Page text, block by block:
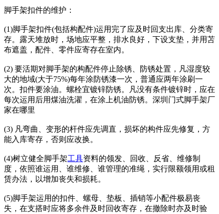
脚手架扣件的维护：
(1)脚手架扣件(包括构配件)运用完了应及时回支出库、分类寄
存。露天堆放时，场地应平整，排水良好，下设支垫，并用苫
布遮盖，配件、零件应寄存在室内。
(2) 要活期对脚手架的构配件停止除锈、防锈处置，凡湿度较
大的地域(大于75%)每年涂防锈漆一次，普通应两年涂刷一
次。扣件要涂油。螺栓宜镀锌防锈。凡没有条件镀锌时，应在
每次运用后用煤油洗濯，在涂上机油防锈。深圳门式脚手架厂
家在哪里
(3) 凡弯曲、变形的杆件应先调直，损坏的构件应先修复，方
能入库寄存，否则应改换。
(4)树立健全脚手架工具资料的领发、回收、反省、维修制
度，依照谁运用、谁维修、谁管理的准绳，实行限额领用或租
赁办法，以增加丧失和损耗。
(5)脚手架运用的扣件、螺母、垫板、插销等小配件极易丧
失，在支搭时应将多余件及时回收寄存，在撤除时亦及时验